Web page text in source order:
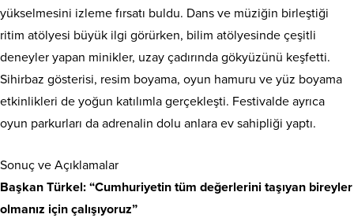
yükselmesini izleme fırsatı buldu. Dans ve müziğin birleştiği
ritim atölyesi büyük ilgi görürken, bilim atölyesinde çeşitli
deneyler yapan minikler, uzay çadırında gökyüzünü keşfetti.
Sihirbaz gösterisi, resim boyama, oyun hamuru ve yüz boyama
etkinlikleri de yoğun katılımla gerçekleşti. Festivalde ayrıca
oyun parkurları da adrenalin dolu anlara ev sahipliği yaptı.
Sonuç ve Açıklamalar
Başkan Türkel: “Cumhuriyetin tüm değerlerini taşıyan bireyler
olmanız için çalışıyoruz”